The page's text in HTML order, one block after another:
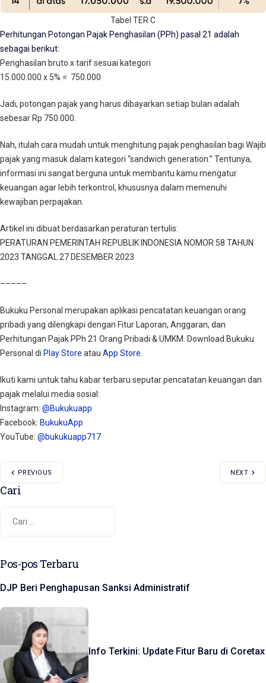
Tabel TER C
Perhitungan Potongan Pajak Penghasilan (PPh) pasal 21 adalah
sebagai berikut:
Penghasilan bruto x tarif sesuai kategori
15.000.000 x 5% = 750.000
Jadi, potongan pajak yang harus dibayarkan setiap bulan adalah
sebesar Rp 750.000.
Nah, itulah cara mudah untuk menghitung pajak penghasilan bagi Wajib
pajak yang masuk dalam kategori “sandwich generation.” Tentunya,
informasi ini sangat berguna untuk membantu kamu mengatur
keuangan agar lebih terkontrol, khususnya dalam memenuhi
kewajiban perpajakan.
Artikel ini dibuat berdasarkan peraturan tertulis:
PERATURAN PEMERINTAH REPUBLIK INDONESIA NOMOR 58 TAHUN
2023 TANGGAL 27 DESEMBER 2023
–––––
Bukuku Personal merupakan aplikasi pencatatan keuangan orang
pribadi yang dilengkapi dengan Fitur Laporan, Anggaran, dan
Perhitungan Pajak PPh 21 Orang Pribadi & UMKM. Download Bukuku
Personal di Play Store atau App Store
Ikuti kami untuk tahu kabar terbaru seputar pencatatan keuangan dan
pajak melalui media sosial:
Instagram: @Bukukuapp
Facebook: BukukuApp
YouTube: @bukukuapp717
PREVIOUS NEXT
Cari
Pos-pos Terbaru
DJP Beri Penghapusan Sanksi Administratif
Info Terkini: Update Fitur Baru di Coretax